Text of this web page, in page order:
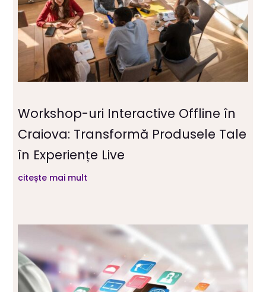
Workshop-uri Interactive Offline în
Craiova: Transformă Produsele Tale
în Experiențe Live
citește mai mult